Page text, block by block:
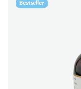
Bestseller